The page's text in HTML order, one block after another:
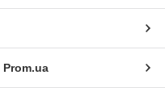
Prom.ua